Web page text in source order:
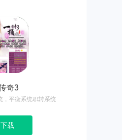
奇3
，平衡系统职转系统
载